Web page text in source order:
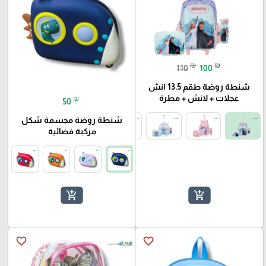
110 ₪ 100 ₪
شنطة روضة طقم 13.5 انش
عجلات + لانش + مطرة
add_shopping_cart
50 ₪
شنطة روضة مجسمة شكل
مركبة فضائية
add_shopping_cart
favorite_border
favorite_border